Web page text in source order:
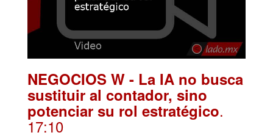
NEGOCIOS W - La IA no busca
sustituir al contador, sino
potenciar su rol estratégico.
17:10